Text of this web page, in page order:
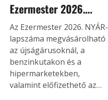
Ezermester 2026.
NYÁR-i lapszáma
Az Ezermester 2026. NYÁR-i
lapszáma megvásárolható
az újságárusoknál, a
benzinkutakon és a
hipermarketekben,
valamint előfizethető az